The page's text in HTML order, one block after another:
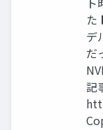
た
デ
だ
記